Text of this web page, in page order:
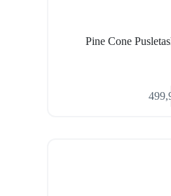
Pine Cone